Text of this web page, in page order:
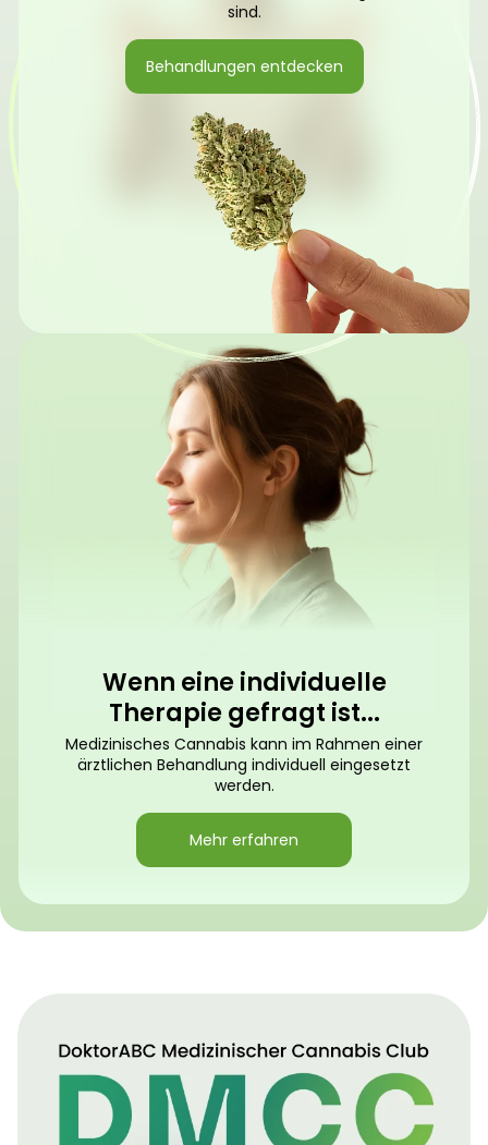
sind.
Behandlungen entdecken
Wenn eine individuelle
Therapie gefragt ist...
Medizinisches Cannabis kann im Rahmen einer
ärztlichen Behandlung individuell eingesetzt
werden.
Mehr erfahren